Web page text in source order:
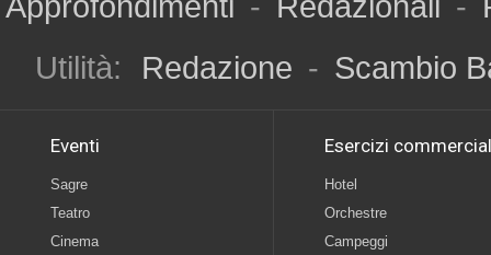
Utilità:
Redazione - Scambio
Eventi
Sagre
Teatro
Cinema
Esercizi
Hotel
Orchestre
Campeggi